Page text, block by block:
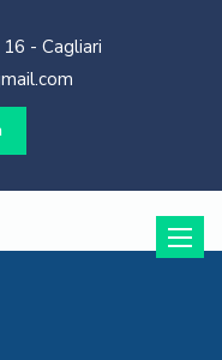
- Cagliari
Toggle